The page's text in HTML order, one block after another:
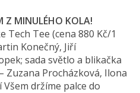
Z MINULÉHO KOLA!
Tech Tee (cena 880 Kč/1
Konečný, Jiří
sada světlo a blikačka
Zuzana Procházková, Ilona
držíme palce do